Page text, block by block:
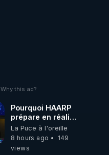
Why this ad?
Pourquoi HAARP
prépare en réalité
un CHAOS
climatique, on
répond
La Puce à l'oreille
8 hours ago
149
views